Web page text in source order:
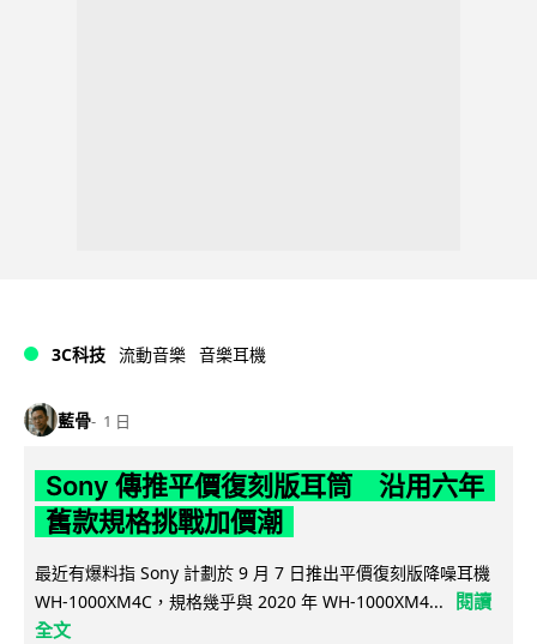
3C科技 流動音樂 音樂耳機
藍骨 1 日
Sony 傳推平價復刻版耳筒 沿用六年
舊款規格挑戰加價潮
最近有爆料指 Sony 計劃於 9 月 7 日推出平價復刻版降噪耳機
WH-1000XM4C，規格幾乎與 2020 年 WH-1000XM4...
閱讀
全文